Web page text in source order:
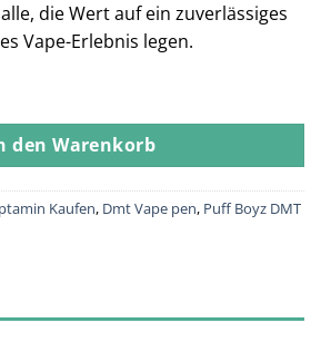
die Wert auf ein zuverlässiges
Vape-Erlebnis legen.
(400MG) Kartusche – Wilder Apfel
den Warenkorb
Kaufen, Dmt Vape pen, Puff Boyz DMT